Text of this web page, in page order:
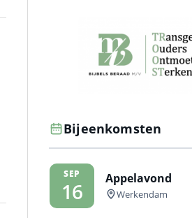
Bijeenkomsten
SEP
16
Appelavond
Werkendam